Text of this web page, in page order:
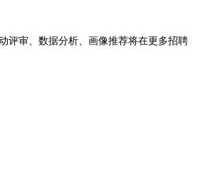
评审、数据分析、画像推荐将在更多招聘